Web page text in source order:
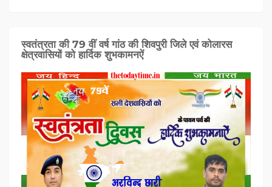
स्वतंत्रता की 79 वीं वर्ष गांठ की शिवपुरी जिले एवं कोलारस
क्षेत्रवासियों को हार्दिक शुभकामनऐं